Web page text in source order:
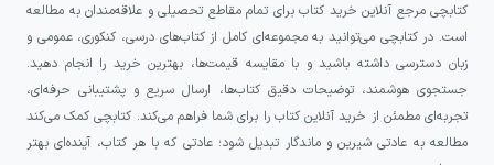
کتابچی مرجع آنلاین خرید کتاب برای تمام مقاطع تحصیلی و علاقه‌مندان به مطالعه
است. در کتابچی می‌توانید به مجموعه‌ای کامل از کتاب‌های درسی، کنکوری، عمومی و
زبان دسترسی داشته باشید و با مقایسه قیمت‌ها، بهترین خرید را انجام دهید.
جستجوی هوشمند، توضیحات دقیق کتاب‌ها، ارسال سریع و پشتیبانی حرفه‌ای،
تجربه‌ای مطمئن از خرید آنلاین کتاب را برای شما فراهم می‌کند. کتابچی کمک می‌کند
مطالعه به عادتی شیرین و ماندگار تبدیل شود؛ عادتی که با هر کتاب، آینده‌ای بهتر